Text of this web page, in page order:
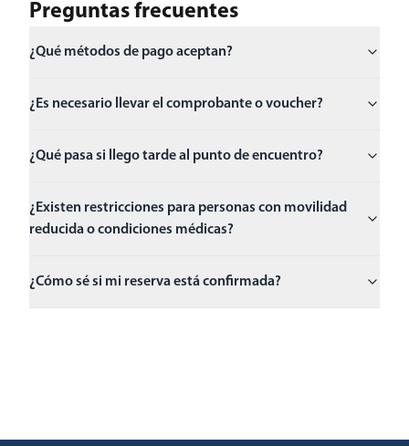
Preguntas frecuentes
¿Qué métodos de pago aceptan?
¿Es necesario llevar el comprobante o voucher?
¿Qué pasa si llego tarde al punto de encuentro?
¿Existen restricciones para personas con movilidad
reducida o condiciones médicas?
¿Cómo sé si mi reserva está confirmada?